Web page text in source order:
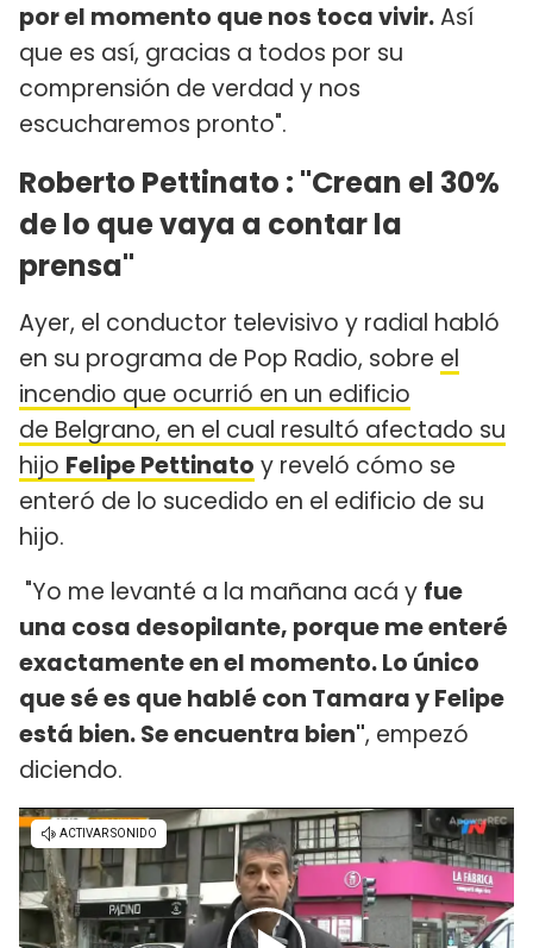
por el momento que nos toca vivir.Así
que es así, gracias a todos por su
comprensión de verdad y nos
escucharemos pronto".
Roberto Pettinato : "Crean el 30%
de lo que vaya a contar la
prensa"
Ayer, el conductor televisivo y radial habló
en su programa de Pop Radio, sobre el
incendio que ocurrió en un edificio
de Belgrano, en el cual resultó afectado su
hijo Felipe Pettinato y reveló cómo se
enteró de lo sucedido en el edificio de su
hijo.
"Yo me levanté a la mañana acá y fue
una cosa desopilante, porque me enteré
exactamente en el momento. Lo único
que sé es que hablé con Tamara y Felipe
está bien. Se encuentra bien", empezó
diciendo.